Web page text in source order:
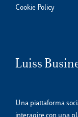
Cookie Policy
Luiss
Una piattaforma
interagire con una